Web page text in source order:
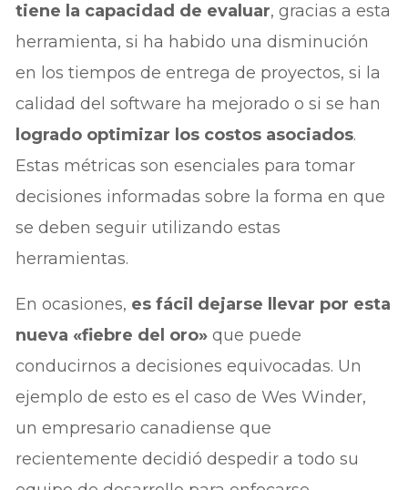
tiene la capacidad de evaluar, gracias a esta
herramienta, si ha habido una disminución
en los tiempos de entrega de proyectos, si la
calidad del software ha mejorado o si se han
logrado optimizar los costos asociados.
Estas métricas son esenciales para tomar
decisiones informadas sobre la forma en que
se deben seguir utilizando estas
herramientas.
En ocasiones, es fácil dejarse llevar por esta
nueva «fiebre del oro»que puede
conducirnos a decisiones equivocadas. Un
ejemplo de esto es el caso de Wes Winder,
un empresario canadiense que
recientemente decidió despedir a todo su